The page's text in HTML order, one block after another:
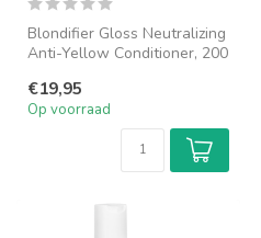
Blondifier Gloss Neutralizing
Anti-Yellow Conditioner, 200
€19,95
Op voorraad